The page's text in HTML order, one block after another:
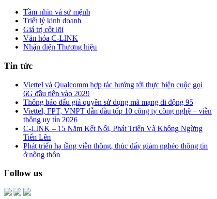
Tầm nhìn và sứ mệnh
Triết lý kinh doanh
Giá trị cốt lõi
Văn hóa C-LINK
Nhận diện Thương hiệu
Tin tức
Viettel và Qualcomm hợp tác hướng tới thực hiện cuộc gọi
6G đầu tiên vào 2029
Thông báo đấu giá quyền sử dụng mã mạng di động 95
Viettel, FPT, VNPT dẫn đầu tốp 10 công ty công nghệ – viễn
thông uy tín 2026
C-LINK – 15 Năm Kết Nối, Phát Triển Và Không Ngừng
Tiến Lên
Phát triển hạ tầng viễn thông, thúc đẩy giảm nghèo thông tin
ở nông thôn
Follow us